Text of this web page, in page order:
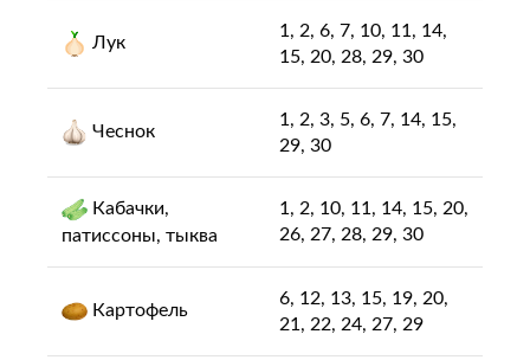
Лук
1, 2, 6, 7, 10, 11, 14,
15, 20, 28, 29, 30
Чеснок
1, 2, 3, 5, 6, 7, 14, 15,
29, 30
Кабачки,
патиссоны, тыква
1, 2, 10, 11, 14, 15, 20,
26, 27, 28, 29, 30
Картофель
6, 12, 13, 15, 19, 20,
21, 22, 24, 27, 29